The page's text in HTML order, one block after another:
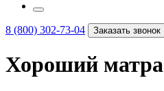
8 (800) 302-73-04 Заказать звонок
Хороший